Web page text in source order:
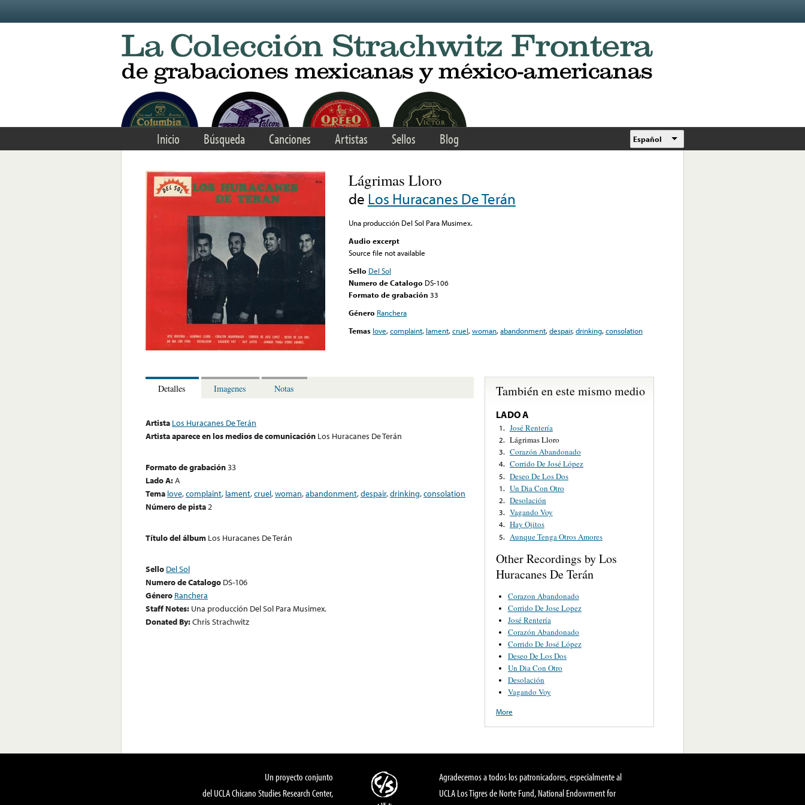
Inicio Búsqueda Canciones Artistas Sellos Blog Español
Lágrimas Lloro
de Los Huracanes De Terán
Una producción Del Sol Para Musimex.
Audio excerpt
Source file not available
Sello Del Sol
Numero de Catalogo DS-106
Formato de grabación 33
Género Ranchera
Temas love,complaint, lament,cruel,woman,abandonment,despair,drinking,consolation
Detalles Imagenes Notas
Artista Los Huracanes De Terán
Artista aparece en los medios de comunicación Los Huracanes De Terán
Formato de grabación33
Lado A:A
Tema love,complaint, lament,cruel,woman,abandonment,despair,drinking,consolation
Número de pista2
Título del álbum Los Huracanes De Terán
Sello Del Sol
Numero de Catalogo DS-106
Género Ranchera
Staff Notes: Una producción Del Sol Para Musimex.
Donated By:Chris Strachwitz
También en este mismo medio
LADO A
1. José Rentería
2. Lágrimas Lloro
3. Corazón Abandonado
4. Corrido De José López
5. Deseo De Los Dos
1. Un Dia Con Otro
2. Desolación
3. Vagando Voy
4. Hay Ojitos
5. Aunque Tenga Otros Amores
Other Recordings by Los
Huracanes De Terán
Corazon Abandonado
Corrido De Jose Lopez
José Rentería
Corazón Abandonado
Corrido De José López
Deseo De Los Dos
Un Dia Con Otro
Desolación
Vagando Voy
More
Un proyecto conjunto
del UCLA Chicano Studies Research Center,
Agradecemos a todos los patronicadores, especialmente al
UCLA Los Tigres de Norte Fund, National Endowment for